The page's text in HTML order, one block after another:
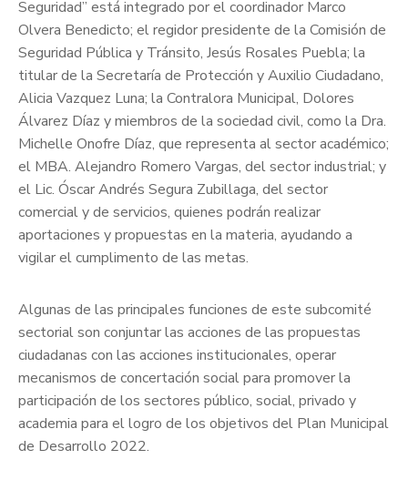
Seguridad” está integrado por el coordinador Marco
Olvera Benedicto; el regidor presidente de la Comisión de
Seguridad Pública y Tránsito, Jesús Rosales Puebla; la
titular de la Secretaría de Protección y Auxilio Ciudadano,
Alicia Vazquez Luna; la Contralora Municipal, Dolores
Álvarez Díaz y miembros de la sociedad civil, como la Dra.
Michelle Onofre Díaz, que representa al sector académico;
el MBA. Alejandro Romero Vargas, del sector industrial; y
el Lic. Óscar Andrés Segura Zubillaga, del sector
comercial y de servicios, quienes podrán realizar
aportaciones y propuestas en la materia, ayudando a
vigilar el cumplimento de las metas.
Algunas de las principales funciones de este subcomité
sectorial son conjuntar las acciones de las propuestas
ciudadanas con las acciones institucionales, operar
mecanismos de concertación social para promover la
participación de los sectores público, social, privado y
academia para el logro de los objetivos del Plan Municipal
de Desarrollo 2022.